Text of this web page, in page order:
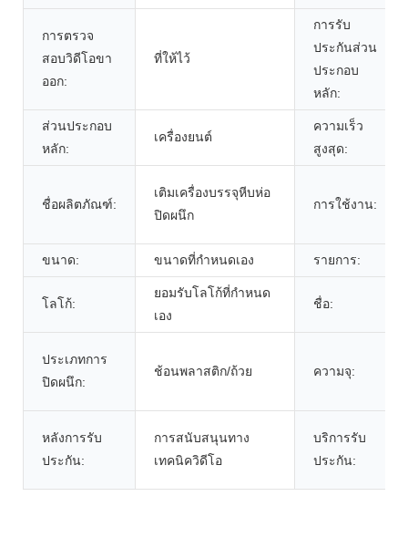
การตรวจ
สอบวิดีโอขา
ออก:
ที่ให้ไว้
การรับ
ประกันส่วน
ประกอบ
หลัก:
ส่วนประกอบ
หลัก:
เครื่องยนต์
ความเร็ว
สูงสุด:
ชื่อผลิตภัณฑ์:
เติมเครื่องบรรจุหีบห่อ
ปิดผนึก
การใช้งาน:
ขนาด: ขนาดที่กำหนดเอง รายการ:
โลโก้:
ยอมรับโลโก้ที่กำหนด
เอง
ชื่อ:
ประเภทการ
ปิดผนึก:
ช้อนพลาสติก/ถ้วย ความจุ:
หลังการรับ
ประกัน:
การสนับสนุนทาง
เทคนิควิดีโอ
บริการรับ
ประกัน: